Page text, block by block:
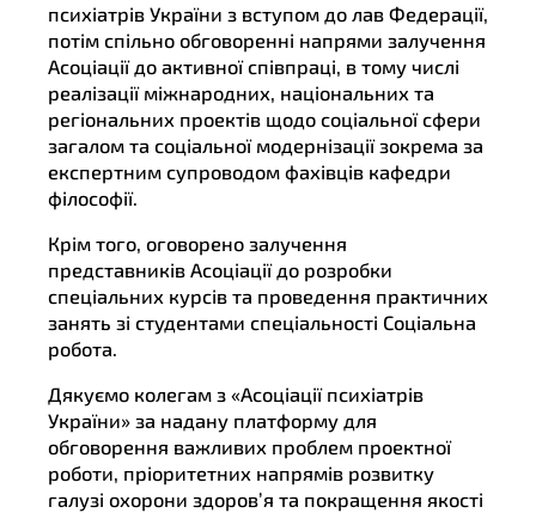
психіатрів України з вступом до лав Федерації,
потім спільно обговоренні напрями залучення
Асоціації до активної співпраці, в тому числі
реалізації міжнародних, національних та
регіональних проектів щодо соціальної сфери
загалом та соціальної модернізації зокрема за
експертним супроводом фахівців кафедри
філософії.
Крім того, оговорено залучення
представників Асоціації до розробки
спеціальних курсів та проведення практичних
занять зі студентами спеціальності Соціальна
робота.
Дякуємо колегам з «Асоціації психіатрів
України» за надану платформу для
обговорення важливих проблем проектної
роботи, пріоритетних напрямів розвитку
галузі охорони здоров’я та покращення якості